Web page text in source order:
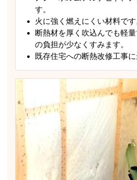
す。
火に強く燃えにくい材料です
断熱材を厚く吹込んでも軽
の負担が少なくすみます。
既存住宅への断熱改修工事に